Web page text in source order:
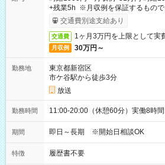
+残業5h ※月収例を保証するもの
取りサービス利用可（利用条件有）
交通費別途支給あり
交通費 1ヶ月3万円を上限として実
月収例 30万円～
勤務地
東京都新宿区
市ケ谷駅から徒歩3分
放送
勤務時間 11:00-20:00（休憩60分）実働8時間
期間 即日～長期 ※開始日相談OK
特徴 履歴書不要